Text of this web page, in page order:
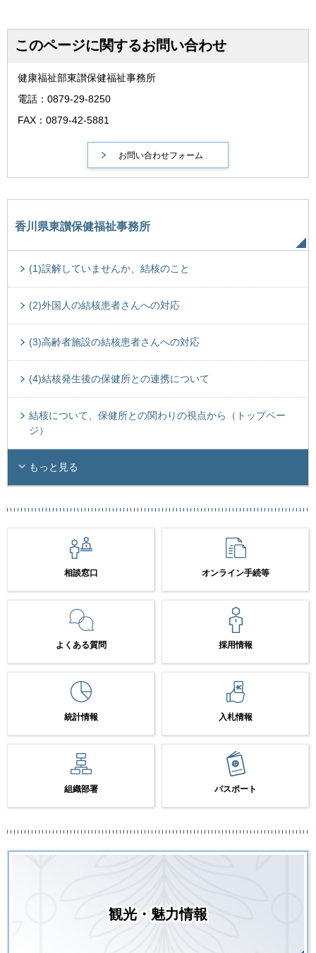
このページに関するお問い合わせ
健康福祉部東讃保健福祉事務所
電話：0879-29-8250
FAX：0879-42-5881
香川県東讃保健福祉事務所
(1)誤解していませんか、結核のこと
(2)外国人の結核患者さんへの対応
(3)高齢者施設の結核患者さんへの対応
(4)結核発生後の保健所との連携について
結核について、保健所との関わりの視点から（トップペー
ジ）
もっと見る
相談窓口 オンライン手続等
よくある質問 採用情報
統計情報 入札情報
組織部署 パスポート
観光・魅力情報